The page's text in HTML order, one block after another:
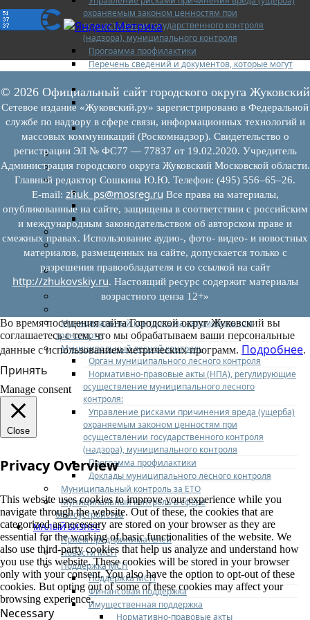
охраняемым законом ценностям при
осуществлении государственного контроля
(надзора), муниципального контроля
Программа профилактики
Перечень сведений и документов, которые могут
Доклады муниципального земельного контроля
Проекты нормативно-правовых актов отдела
земельного контроля
Иные сведения о работе отдела земельного
контроля
Бюджет для граждан
Росреестр
Муниципальный финансовый контроль
Нормативные документы
План работ
Муниципальный жилищный контроль
Реестр земельных участков с неоформленными
объектами недвижимого имущества
Перечень объектов недвижимого имущества г.о.
Жуковский
Списки кандидатов в присяжные заседатели
Муниципальный контроль на автомобильном
транспорте
Муниципальный лесной контроль
Орган муниципального лесного контроля
Нормативно-правовые акты (НПА), регулирующие
осуществление муниципального лесного
контроля:
Управление рисками причинения вреда (ущерба)
охраняемым законом ценностям при
осуществлении государственного контроля
(надзора), муниципального контроля
Программа профилактики
Доклады муниципального лесного контроля
Муниципальный контроль за ЕТО
Муниципальный контроль в сфере
благоустройства
МАЛЫЙ БИЗНЕС
Прием предпринимателей
Новости МСП
Поддержка МСП
Поддержка МСП
Финансовая поддержка
Имущественная поддержка
Нормативно-правовые акты
© 2026 Официальный сайт городского округа Жуковский
Сетевое издание «Жуковский.ру» зарегистрировано в Федеральной
службе по надзору в сфере связи, информационных технологий и
массовых коммуникаций (Роскомнадзор). Свидетельство о
регистрации ЭЛ № ФС77 — 77837 от 19.02.2020. Учредитель
Администрация городского округа Жуковский Московской области.
Главный редактор Сошкина Ю.Ю. Телефон: (495) 556–65–26.
E‑mail: zhuk_ps@mosreg.ru Все права на материалы,
опубликованные на сайте, защищены в соответствии с российским
и международным законодательством об авторском праве и
смежных правах. Использование аудио-, фото- видео- и новостных
материалов, размещенных на сайте, допускается только с
разрешения правообладателя и со ссылкой на сайт
http://zhukovskiy.ru. Настоящий ресурс содержит материалы
возрастного ценза 12+»
Во время посещения сайта Городской округ Жуковский вы
соглашаетесь с тем, что мы обрабатываем ваши персональные
данные с использованием метрических программ. Подробнее.
Принять
Manage consent
Close
Privacy Overview
This website uses cookies to improve your experience while you
navigate through the website. Out of these, the cookies that are
categorized as necessary are stored on your browser as they are
essential for the working of basic functionalities of the website. We
also use third-party cookies that help us analyze and understand how
you use this website. These cookies will be stored in your browser
only with your consent. You also have the option to opt-out of these
cookies. But opting out of some of these cookies may affect your
browsing experience.
Necessary